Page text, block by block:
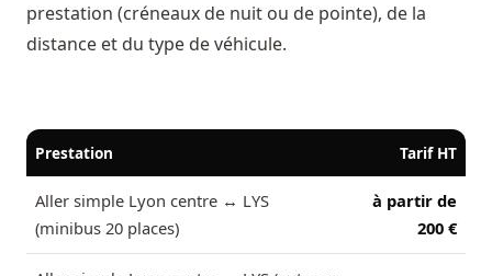
prestation (créneaux de nuit ou de pointe), de la
distance et du type de véhicule.
Prestation Tarif HT
Aller simple Lyon centre ↔ LYS
(minibus 20 places)
à partir de
200 €